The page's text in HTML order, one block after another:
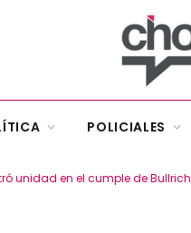
POLICIALES
unidad en el cumple de Bullrich